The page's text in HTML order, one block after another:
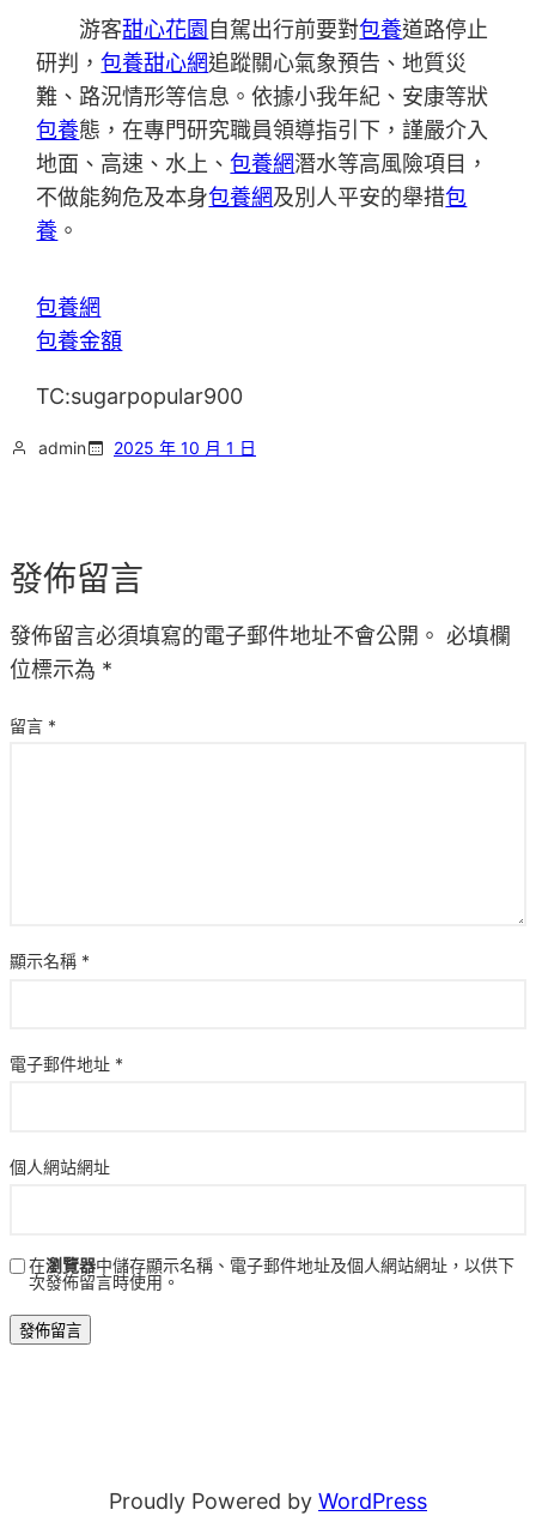
游客甜心花園 自駕出行前要對包養道路停止
研判，包養甜心網追蹤關心氣象預告、地質災
難、路況情形等信息。依據小我年紀、安康等狀
包養態，在專門研究職員領導指引下，謹嚴介入
地面、高速、水上、包養網潛水等高風險項目，
不做能夠危及本身包養網及別人平安的舉措包
養 。
包養網
包養金額
TC:sugarpopular900
admin 2025 年 10 月 1 日
發佈留言
發佈留言必須填寫的電子郵件地址不會公開。 必填欄
位標示為 *
留言 *
顯示名稱 *
電子郵件地址 *
個人網站網址
在瀏覽器中儲存顯示名稱、電子郵件地址及個人網站網址，以供下
次發佈留言時使用。
Proudly Powered by WordPress